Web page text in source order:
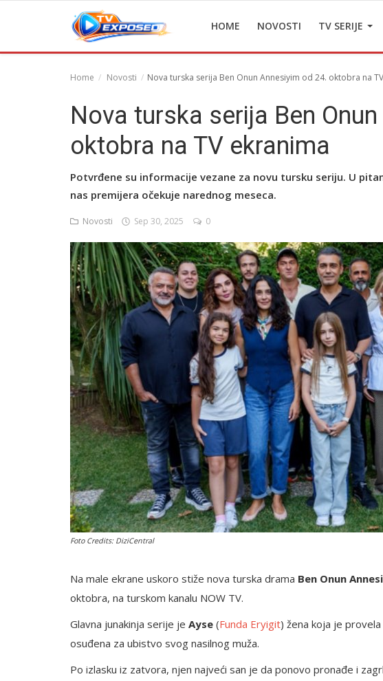
HOME NOVOSTI TV SERIJE
Home Novosti Nova turska serija Ben Onun Annesiyim od 24. oktobra na
Nova turska serija Ben
oktobra na TV ekranima
Potvrđene su informacije vezane za novu tursku seriju. U
nas premijera očekuje narednog meseca.
Novosti Sep 30, 2025 0
Foto Credits: DiziCentral
Na male ekrane uskoro stiže nova turska drama Ben Onun
oktobra, na turskom kanalu NOW TV.
Glavna junakinja serije je Ayse (Funda Eryigit) žena koja je
osuđena za ubistvo svog nasilnog muža.
Po izlasku iz zatvora, njen najveći san je da ponovo pronađe i